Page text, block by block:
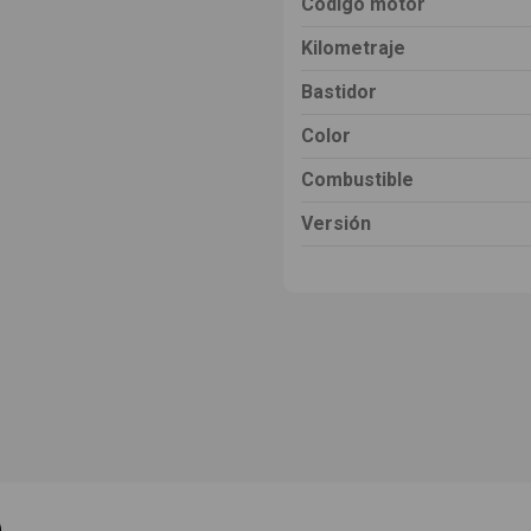
Kilometraje
Bastidor
Color
Combustible
Versión